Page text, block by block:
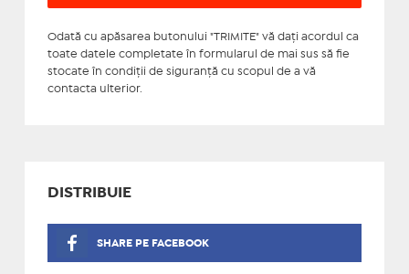
Odată cu apăsarea butonului "TRIMITE" vă daţi acordul ca
toate datele completate în formularul de mai sus să fie
stocate în condiţii de siguranţă cu scopul de a vă
contacta ulterior.
DISTRIBUIE
SHARE PE FACEBOOK